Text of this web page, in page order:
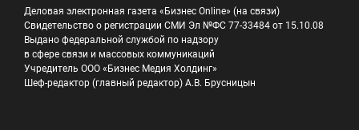
Деловая электронная газета «Бизнес Online» (на связи)
Свидетельство о регистрации СМИ Эл №ФС 77-33484 от 15.10.08
Выдано федеральной службой по надзору
в сфере связи и массовых коммуникаций
Учредитель ООО «Бизнес Медия Холдинг»
Шеф-редактор (главный редактор) А.В. Брусницын